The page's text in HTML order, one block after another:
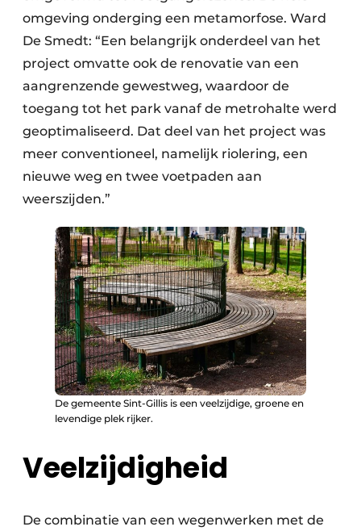
omgeving onderging een metamorfose. Ward
De Smedt: “Een belangrijk onderdeel van het
project omvatte ook de renovatie van een
aangrenzende gewestweg, waardoor de
toegang tot het park vanaf de metrohalte werd
geoptimaliseerd. Dat deel van het project was
meer conventioneel, namelijk riolering, een
nieuwe weg en twee voetpaden aan
weerszijden.”
De gemeente Sint-Gillis is een veelzijdige, groene en
levendige plek rijker.
Veelzijdigheid
De combinatie van een wegenwerken met de